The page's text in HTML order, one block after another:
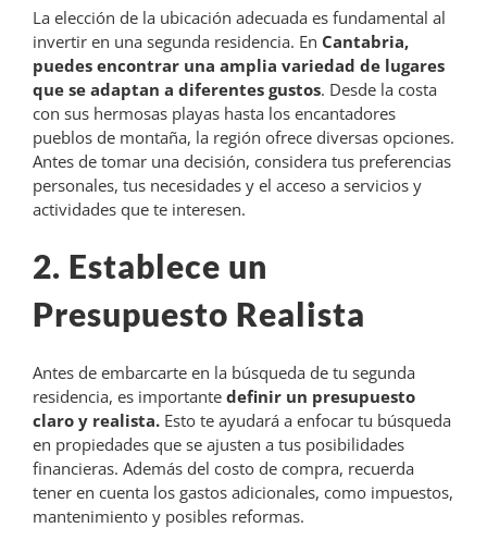
La elección de la ubicación adecuada es fundamental al
invertir en una segunda residencia. En Cantabria,
puedes encontrar una amplia variedad de lugares
que se adaptan a diferentes gustos. Desde la costa
con sus hermosas playas hasta los encantadores
pueblos de montaña, la región ofrece diversas opciones.
Antes de tomar una decisión, considera tus preferencias
personales, tus necesidades y el acceso a servicios y
actividades que te interesen.
2. Establece un
Presupuesto Realista
Antes de embarcarte en la búsqueda de tu segunda
residencia, es importante definir un presupuesto
claro y realista. Esto te ayudará a enfocar tu búsqueda
en propiedades que se ajusten a tus posibilidades
financieras. Además del costo de compra, recuerda
tener en cuenta los gastos adicionales, como impuestos,
mantenimiento y posibles reformas.